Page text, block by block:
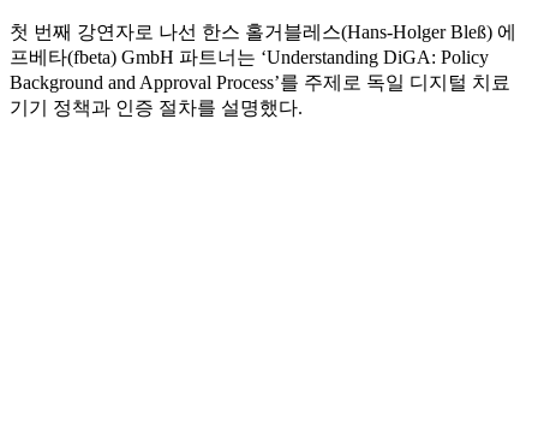
첫 번째 강연자로 나선 한스 홀거블레스(Hans-Holger Bleß) 에
프베타(fbeta) GmbH 파트너는 ‘Understanding DiGA: Policy
Background and Approval Process’를 주제로 독일 디지털 치료
기기 정책과 인증 절차를 설명했다.